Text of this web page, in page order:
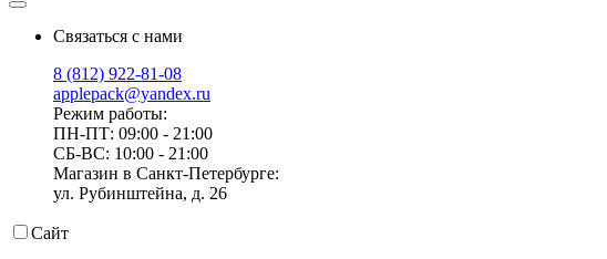
Связаться с нами
8 (812) 922-81-08
applepack@yandex.ru
Режим работы:
ПН-ПТ: 09:00 - 21:00
СБ-ВС: 10:00 - 21:00
Магазин в Санкт-Петербурге:
ул. Рубинштейна, д. 26
Сайт